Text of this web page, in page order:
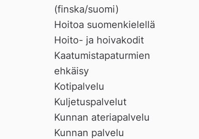
(finska/suomi)
Hoitoa suomenkielellä
Hoito- ja hoivakodit
Kaatumistapaturmien
ehkäisy
Kotipalvelu
Kuljetuspalvelut
Kunnan ateriapalvelu
Kunnan palvelu